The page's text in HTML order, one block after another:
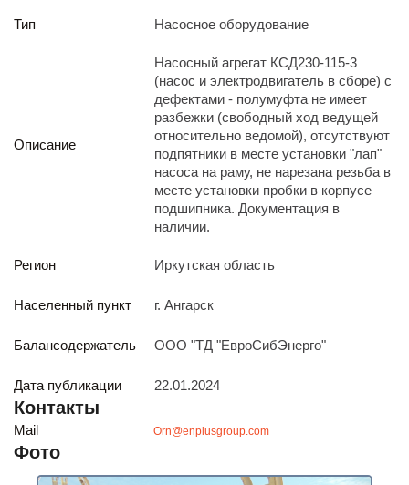
Следите за нами
тел.: + 7 (3952) 792-193
Режим работы (UTC+8)
Перерыв на обед с 12 до 13 часов
И бесплатно получайте ценную информацию
Подписаться
Тип Насосное оборудование
Описание
Насосный агрегат КСД230-115-3
(насос и электродвигатель в сборе) с
дефектами - полумуфта не имеет
разбежки (свободный ход ведущей
относительно ведомой), отсутствуют
подпятники в месте установки "лап"
насоса на раму, не нарезана резьба в
месте установки пробки в корпусе
подшипника. Документация в
наличии.
Регион Иркутская область
Населенный пункт г. Ангарск
Балансодержатель ООО "ТД "ЕвроСибЭнерго"
Дата публикации 22.01.2024
Контакты
Mail Orn@enplusgroup.com
Фото